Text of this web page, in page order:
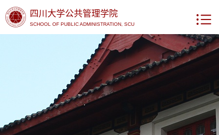
四川大学公共管理学院
SCHOOL OF PUBLIC ADMINISTRATION, SCU